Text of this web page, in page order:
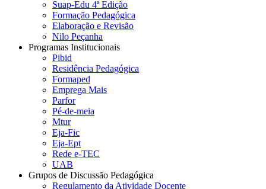
Suap-Edu 4ª Edição
Formação Pedagógica
Elaboração e Revisão
Nilo Peçanha
Programas Institucionais
Pibid
Residência Pedagógica
Formaped
Emprega Mais
Parfor
Pé-de-meia
Mtur
Eja-Fic
Eja-Ept
Rede e-TEC
UAB
Grupos de Discussão Pedagógica
Regulamento da Atividade Docente